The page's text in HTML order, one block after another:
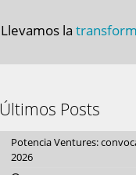
Llevamos la
Últimos Posts
Potencia Ventures:
2026